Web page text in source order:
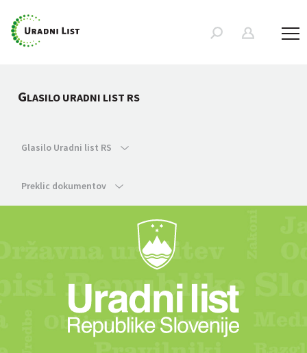
GLASILO URADNI LIST RS
Glasilo Uradni list RS
Preklic dokumentov